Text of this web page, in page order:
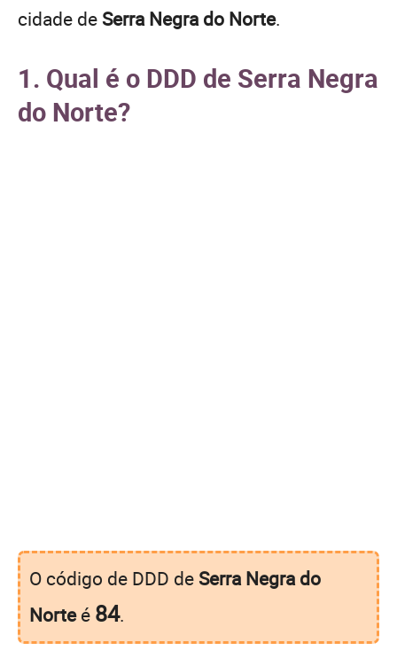
cidade de Serra Negra do Norte.
1. Qual é o DDD de Serra Negra
do Norte?
O código de DDD de Serra Negra do
Norteé 84.